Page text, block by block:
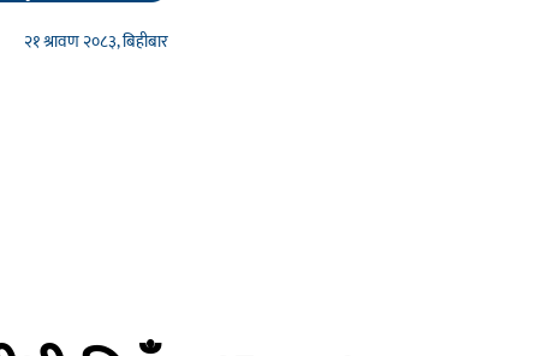
२१ श्रावण २०८३, बिहीबार